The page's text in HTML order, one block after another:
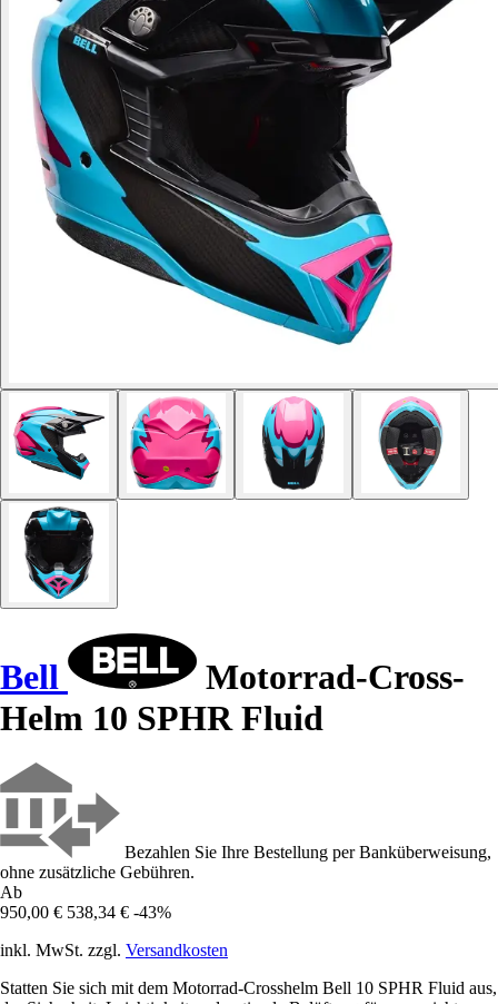
Bell
Motorrad-Cross-
Helm 10 SPHR Fluid
Bezahlen Sie Ihre Bestellung per Banküberweisung,
ohne zusätzliche Gebühren.
Ab
950,00 € 538,34 € -43%
inkl. MwSt. zzgl. Versandkosten
Statten Sie sich mit dem Motorrad-Crosshelm Bell 10 SPHR Fluid aus,